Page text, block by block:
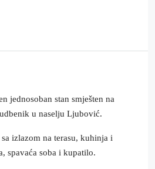
jednosoban stan smješten na
u naselju Ljubović.
izlazom na terasu, kuhinja i
spavaća soba i kupatilo.